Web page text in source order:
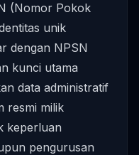
(Nomor Pokok
unik
dengan NPSN
kunci utama
data administratif
resmi milik
keperluan
pengurusan